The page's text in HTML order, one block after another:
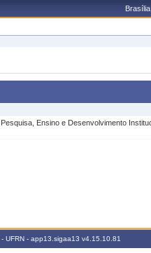
Ensino e Desenvolvimento
UFRN - app13.sigaa13 v4.15.10.81